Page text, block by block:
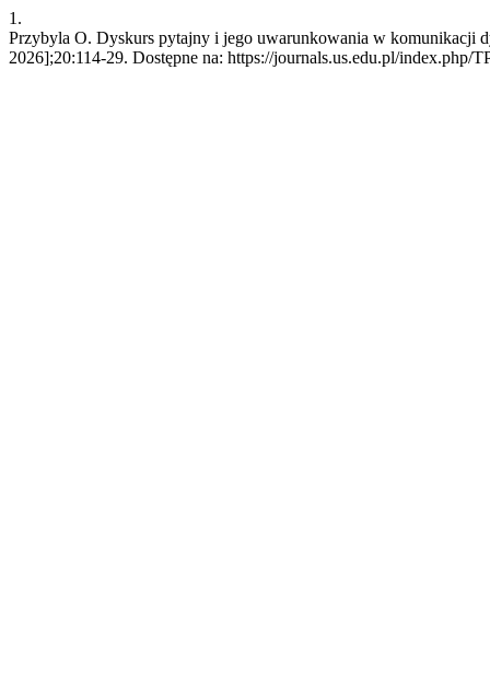
1.
Przybyla O. Dyskurs pytajny i jego uwarunkowania w komunikacji
2026];20:114-29. Dostępne na: https://journals.us.edu.pl/index.php/